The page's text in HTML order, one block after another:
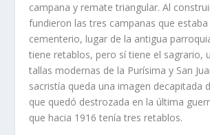
campana y remate triangular. Al
fundieron las tres campanas que
cementerio, lugar de la antigua
tiene retablos, pero sí tiene el sagrario,
tallas modernas de la Purísima y San
sacristía queda una imagen decapitada
que quedó destrozada en la última
que hacia 1916 tenía tres retablos.